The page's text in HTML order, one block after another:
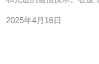
和电子商务等领域。而香
2025年4月16日